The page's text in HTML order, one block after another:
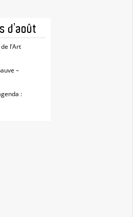
d’août
l’Art
–
: